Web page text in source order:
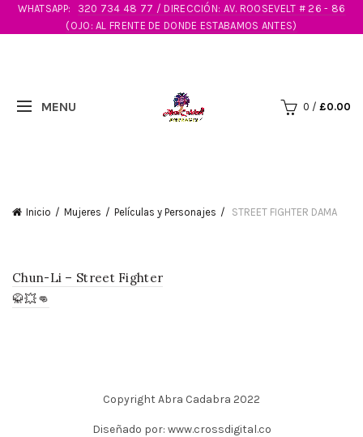
WHATSAPP:
320 734 48 77 / DIRECCIÓN: AV. ROOSEVELT # 26 - 86
(OJO: AL FRENTE DE DONDE ESTABAMOS ANTES)
0 / £0.00
Inicio Mujeres Películas y Personajes STREET FIGHTER DAMA
Chun-Li – Street Fighter
🥋💥👊
Copyright Abra Cadabra 2022
Diseñado por: www.crossdigital.co